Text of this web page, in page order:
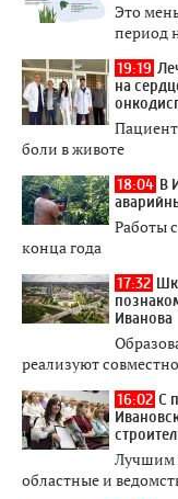
Это
период
19:19
на
боли в животе
18:04 В
Работы
конца года
17:32
Иванова
реализуют
16:02 С
Лучшим
областные и